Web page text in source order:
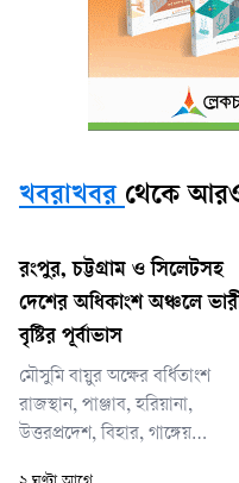
খবরাখবর থেকে
রংপুর, চট্টগ্রাম ও সিলেটসহ
দেশের অধিকাংশ অঞ্চলে
বৃষ্টির পূর্বাভাস
মৌসুমি বায়ুর অক্ষের বর্ধিতাংশ
রাজস্থান, পাঞ্জাব, হরিয়ানা,
উত্তরপ্রদেশ, বিহার, গাঙ্গেয়